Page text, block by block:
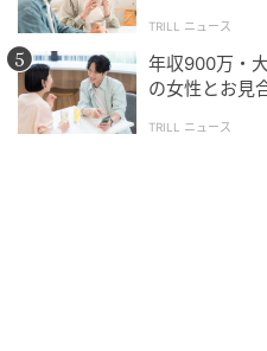
●相手の話を奪わないため
●場の空気を整えるために
●言葉の価値を上げるため
TRILL ニュース
年収900万・
の女性とお見
TRILL ニュース